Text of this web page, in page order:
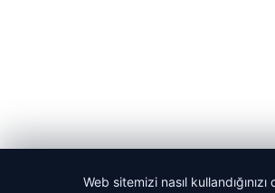
Web sitemizi nasıl